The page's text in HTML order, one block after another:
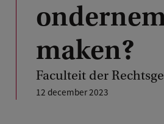
maken?
Faculteit der
12 december 2023